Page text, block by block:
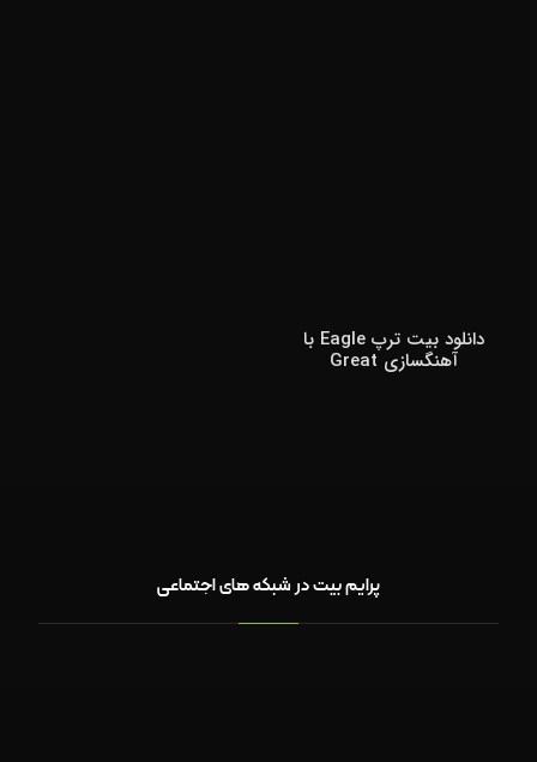
دانلود بیت ترپ Eagle با
آهنگسازی Great
پرایم بیت در شبکه های اجتماعی